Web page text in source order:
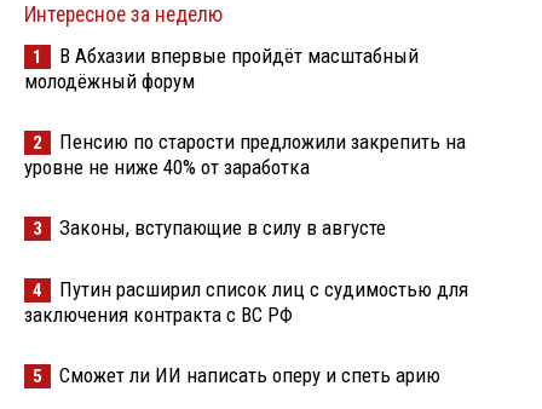
Интересное за неделю
1
В Абхазии впервые пройдёт масштабный
молодёжный форум
2
Пенсию по старости предложили закрепить на
уровне не ниже 40% от заработка
3 Законы, вступающие в силу в августе
4
Путин расширил список лиц с судимостью для
заключения контракта с ВС РФ
5 Сможет ли ИИ написать оперу и спеть арию